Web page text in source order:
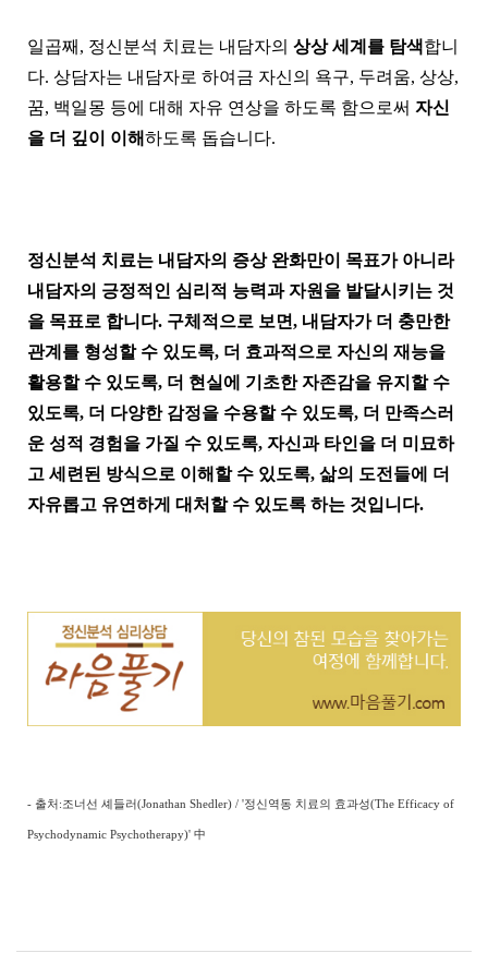
일곱째, 정신분석 치료는 내담자의 상상 세계를 탐색합니
다. 상담자는 내담자로 하여금 자신의 욕구, 두려움, 상상,
꿈, 백일몽 등에 대해 자유 연상을 하도록 함으로써 자신
을 더 깊이 이해하도록 돕습니다.
정신분석 치료는 내담자의 증상 완화만이 목표가 아니라
내담자의 긍정적인 심리적 능력과 자원을 발달시키는 것
을 목표로 합니다. 구체적으로 보면, 내담자가 더 충만한
관계를 형성할 수 있도록, 더 효과적으로 자신의 재능을
활용할 수 있도록, 더 현실에 기초한 자존감을 유지할 수
있도록, 더 다양한 감정을 수용할 수 있도록, 더 만족스러
운 성적 경험을 가질 수 있도록, 자신과 타인을 더 미묘하
고 세련된 방식으로 이해할 수 있도록, 삶의 도전들에 더
자유롭고 유연하게 대처할 수 있도록 하는 것입니다.
- 출처:조너선 셰들러(Jonathan Shedler) / '정신역동 치료의 효과성(The Efficacy of
Psychodynamic Psychotherapy)' 中